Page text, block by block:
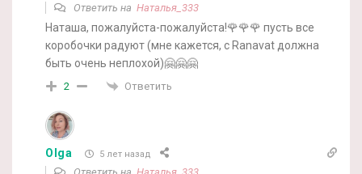
Ответить на Наталья_333
Наташа, пожалуйста-пожалуйста!🌹🌹🌹 пусть все
коробочки радуют (мне кажется, с Ranavat должна
быть очень неплохой)🤗🤗🤗
2 Ответить
Olga 5 лет назад